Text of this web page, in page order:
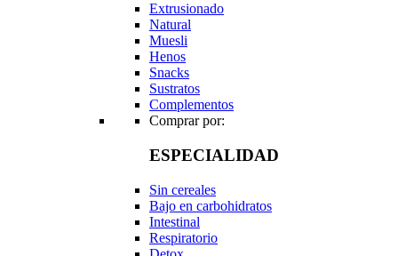
Extrusionado
Natural
Muesli
Henos
Snacks
Sustratos
Complementos
Comprar por:
ESPECIALIDAD
Sin cereales
Bajo en carbohidratos
Intestinal
Respiratorio